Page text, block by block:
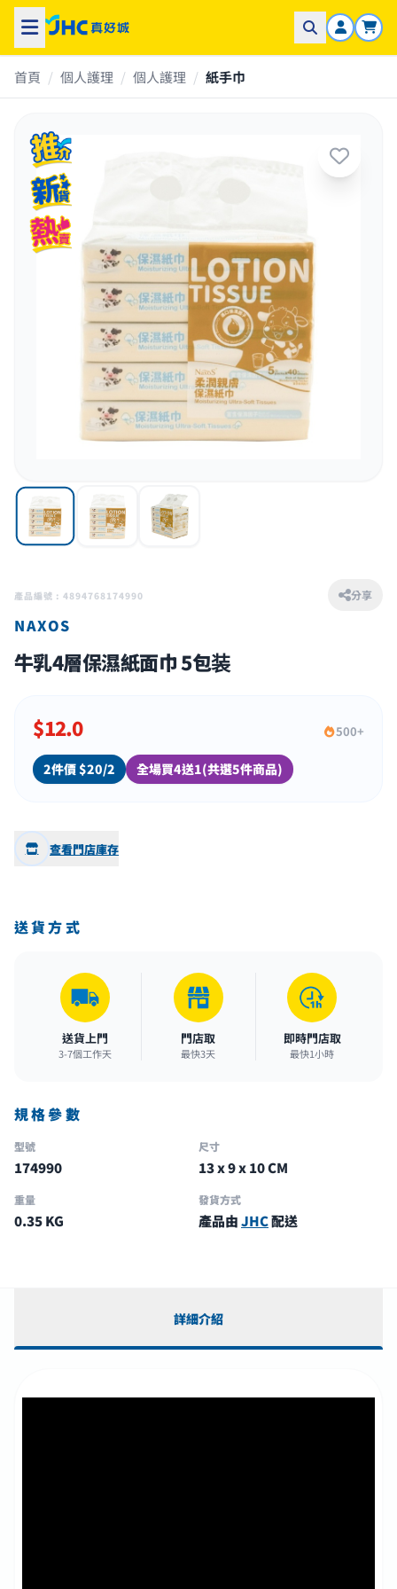
首頁 / 個人護理 / 個人護理 / 紙手巾
產品編號 : 4894768174990 分享
NAXOS
牛乳4層保濕紙面巾 5包装
$12.0 500+
2件價 $20/2 全場買4送1(共選5件商品)
查看門店庫存
送貨方式
送貨上門
3-7個工作天
門店取
最快3天
即時門店取
最快1小時
規格參數
型號
174990
尺寸
13 x 9 x 10 CM
重量
0.35 KG
發貨方式
產品由JHC配送
詳細介紹